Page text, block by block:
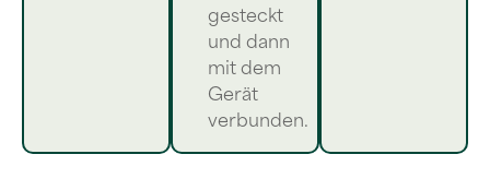
gesteckt
und dann
mit dem
Gerät
verbunden.